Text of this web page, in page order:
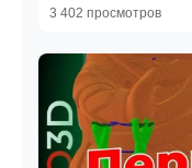
3 402 просмотров